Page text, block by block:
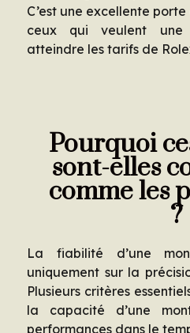
C’est une excellente
ceux qui veulent une
atteindre les tarifs de
Pourquoi
sont-elles
comme les
?
La fiabilité d’une
uniquement sur la
Plusieurs critères
la capacité d’une
performances dans le